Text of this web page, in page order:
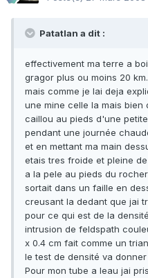
Patatlan a dit :
effectivement ma terre a
gragor plus ou moins 20 km.
mais comme je lai deja
une mine celle la mais
caillou au pieds d'une
pendant une journée
et en mettant ma main
etais tres froide et pleine
a la pele au pieds du
sortait dans un faille en
creusant la dedant que jai
pour ce qui est de la
intrusion de feldspath
x 0.4 cm fait comme un
le test de densité va
Pour mon tube a leau jai